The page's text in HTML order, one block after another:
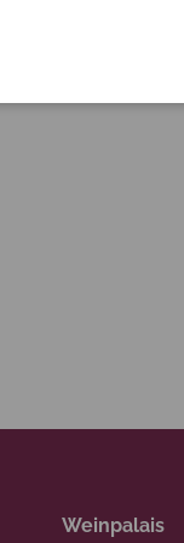
Weinpalais